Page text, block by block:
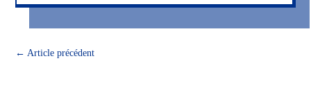
←Article précédent